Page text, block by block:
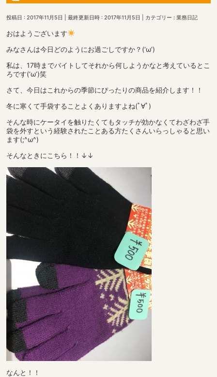
投稿日 : 2017年11月5日 最終更新日時 : 2017年11月5日 カテゴリー :業務日記
おはようございます
みなさんは今日どのようにお過ごしですか？(‘ω’)
私は、17時までバイトしてそれから何しようかなと考えているとこ
ろです(‘ω’)笑
さて、今日はこれからの季節にぴったりの商品を紹介します！！
冬に寒くて手袋することよくありますよね(ﾟ∀ﾟ)
そんな時にケータイを触りたくてもタッチが効かなくてわざわざ手
袋を外すという経験されたことある方たくさんいらっしゃると思い
ます(;^ω^)
そんなときにこちら！！↓↓
なんと！！